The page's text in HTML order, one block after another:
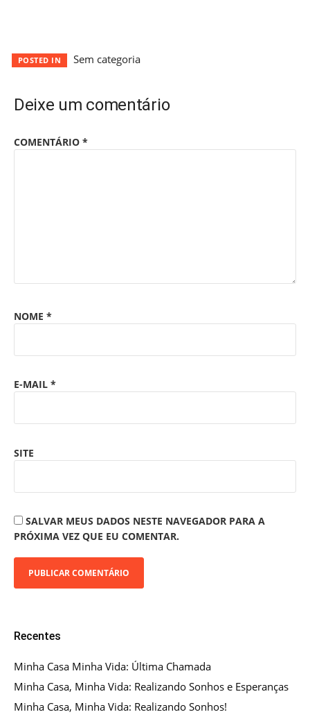
POSTED IN Sem categoria
Deixe um comentário
COMENTÁRIO *
NOME *
E-MAIL *
SITE
SALVAR MEUS DADOS NESTE NAVEGADOR PARA A
PRÓXIMA VEZ QUE EU COMENTAR.
Recentes
Minha Casa Minha Vida: Última Chamada
Minha Casa, Minha Vida: Realizando Sonhos e Esperanças
Minha Casa, Minha Vida: Realizando Sonhos!